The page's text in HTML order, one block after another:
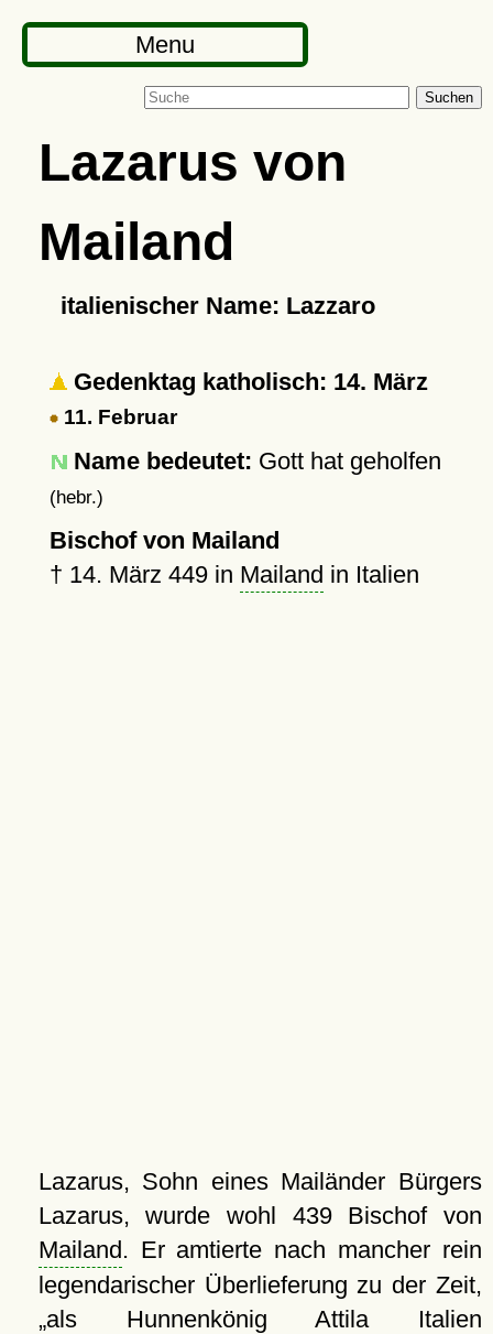
Menu
Suchen
Lazarus von
Mailand
italienischer Name: Lazzaro
Gedenktag katholisch: 14. März
11. Februar
Name bedeutet: Gott hat geholfen
(hebr.)
Bischof von Mailand
† 14. März 449in Mailand in Italien
Lazarus, Sohn eines Mailänder Bürgers
Lazarus, wurde wohl 439 Bischof von
Mailand. Er amtierte nach mancher rein
legendarischer Überlieferung zu der Zeit,
als Hunnenkönig Attila Italien